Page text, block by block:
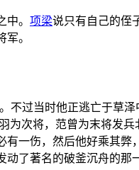
中。 项梁说只有自己的侄
。
不过当时他正逃亡于草泽
为次将，范曾为末将发
有一伤，然后他好乘其弊
了著名的破釜沉舟的那